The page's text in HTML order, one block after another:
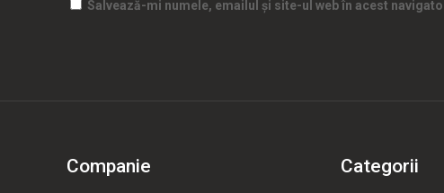
Salvează-mi numele, emailul și site-ul web în acest
Companie Categorii